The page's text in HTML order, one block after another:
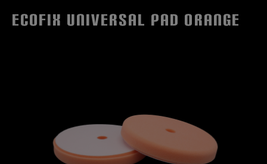
ECOFIX Universal Pad orange